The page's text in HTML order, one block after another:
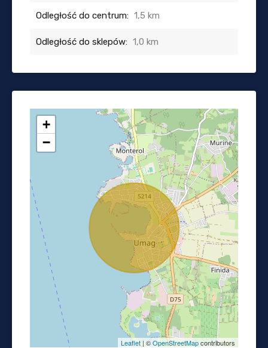
Odległość do centrum: 1,5 km
Odległość do sklepów: 1,0 km
+
−
Leaflet | ©OpenStreetMapcontributors